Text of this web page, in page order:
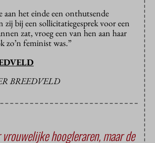
aan het einde een onthutsende
zij bij een sollicitatiegesprek voor een
zat, vroeg een van hen aan haar
zo’n feminist was.”
BREEDVELD
hoogleraren, maar de